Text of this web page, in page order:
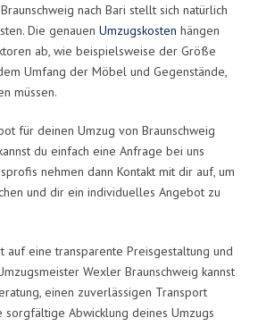
nach Bari stellt sich natürlich
Die genauen Umzugskosten hängen
ab, wie beispielsweise der Größe
Umfang der Möbel und Gegenstände,
müssen.
für deinen Umzug von Braunschweig
du einfach eine Anfrage bei uns
nehmen dann Kontakt mit dir auf, um
und dir ein individuelles Angebot zu
eine transparente Preisgestaltung und
Wexler Braunschweig kannst
einen zuverlässigen Transport
Abwicklung deines Umzugs